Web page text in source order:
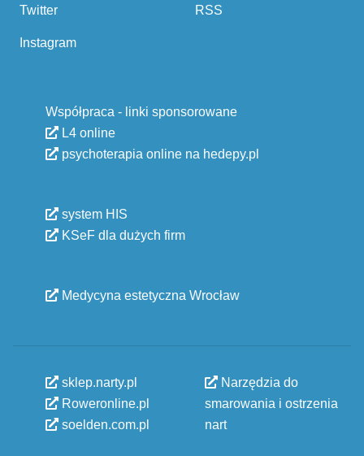
Twitter
Instagram
RSS
Współpraca - linki sponsorowane
L4 online
psychoterapia online na hedepy.pl
system HIS
KSeF dla dużych firm
Medycyna estetyczna Wrocław
sklep.narty.pl
Roweronline.pl
soelden.com.pl
Narzędzia do
smarowania i ostrzenia
nart